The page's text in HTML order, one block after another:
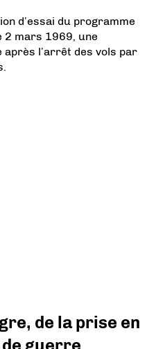
d’essai du programme
2 mars 1969, une
l’arrêt des vols par
de la prise en